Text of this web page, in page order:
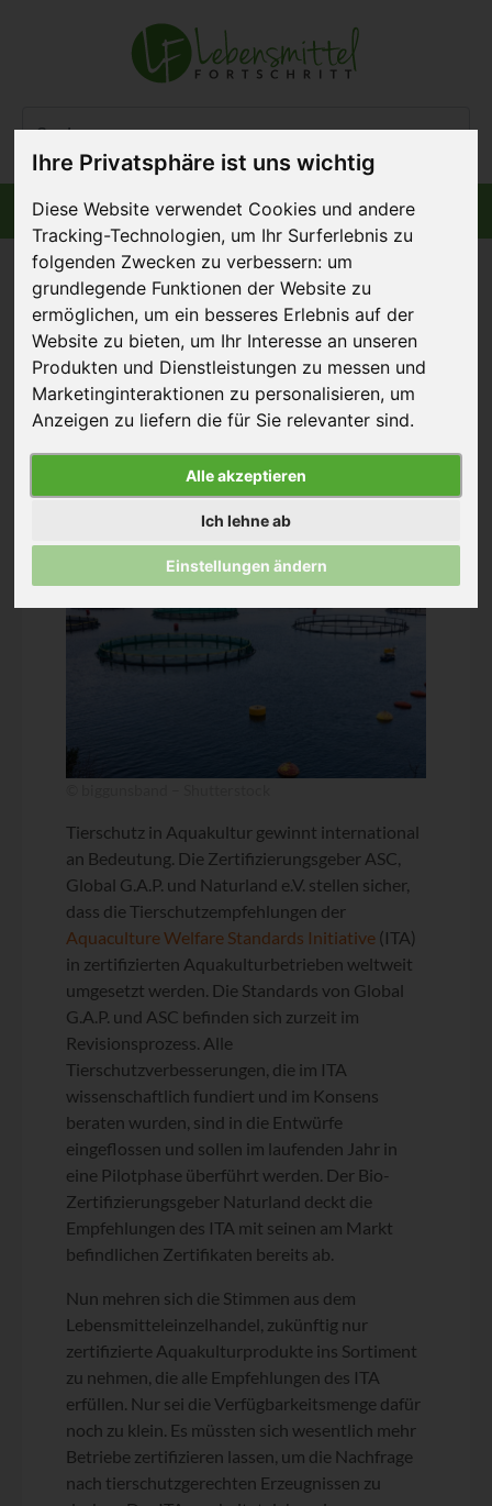
Ihre Privatsphäre ist uns wichtig
Diese Website verwendet Cookies und andere
Tracking-Technologien, um Ihr Surferlebnis zu
folgenden Zwecken zu verbessern: um
grundlegende Funktionen der Website zu
ermöglichen, um ein besseres Erlebnis auf der
Website zu bieten, um Ihr Interesse an unseren
Produkten und Dienstleistungen zu messen und
Marketinginteraktionen zu personalisieren, um
Anzeigen zu liefern die für Sie relevanter sind.
Alle akzeptieren
Ich lehne ab
Einstellungen ändern
Menü Informiert bleiben
Aquakultur:
Empfehlungen werden
umgesetzt
Tierschutz in Aquakultur gewinnt international
an Bedeutung. Die Zertifizierungsgeber ASC,
Global G.A.P. und Naturland e.V. stellen sicher,
dass die Tierschutzempfehlungen der
Aquaculture Welfare Standards Initiative (ITA)
in zertifizierten Aquakulturbetrieben weltweit
umgesetzt werden. Die Standards von Global
G.A.P. und ASC befinden sich zurzeit im
Revisionsprozess. Alle
Tierschutzverbesserungen, die im ITA
wissenschaftlich fundiert und im Konsens
beraten wurden, sind in die Entwürfe
eingeflossen und sollen im laufenden Jahr in
eine Pilotphase überführt werden. Der Bio-
Zertifizierungsgeber Naturland deckt die
Empfehlungen des ITA mit seinen am Markt
befindlichen Zertifikaten bereits ab.
Nun mehren sich die Stimmen aus dem
Lebensmitteleinzelhandel, zukünftig nur
zertifizierte Aquakulturprodukte ins Sortiment
zu nehmen, die alle Empfehlungen des ITA
erfüllen. Nur sei die Verfügbarkeitsmenge dafür
noch zu klein. Es müssten sich wesentlich mehr
Betriebe zertifizieren lassen, um die Nachfrage
nach tierschutzgerechten Erzeugnissen zu